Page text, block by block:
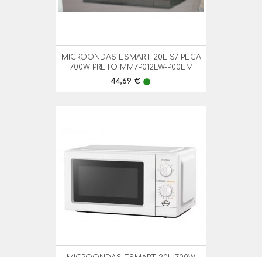
MICROONDAS ESMART 20L S/ PEGA
700W PRETO MM7P012LW-P00EM
Preço
44,69 € lens